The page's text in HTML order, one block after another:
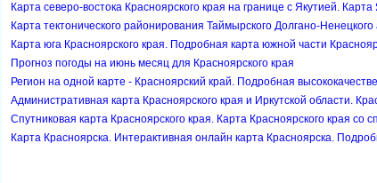
Карта северо-востока Красноярского края на границе с Якутией.
Карта тектонического районирования Таймырского Долгано-
Карта юга Красноярского края. Подробная карта южной части
Прогноз погоды на июнь месяц для Красноярского края
Регион на одной карте - Красноярский край. Подробная
Административная карта Красноярского края и Иркутской области.
Спутниковая карта Красноярского края. Карта Красноярского края со
Карта Красноярска. Интерактивная онлайн карта Красноярска.